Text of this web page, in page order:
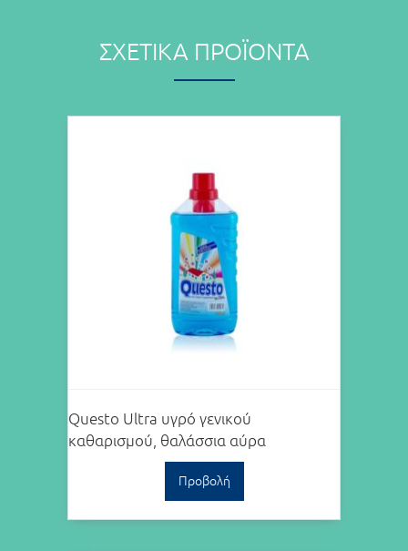
ΣΧΕΤΙΚΆ ΠΡΟΪΌΝΤΑ
Questo Ultra υγρό γενικού
καθαρισμού, θαλάσσια αύρα
Προβολή